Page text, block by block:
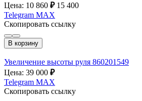
Цена: 10 860 ₽ 15 400
Telegram MAX
Скопировать ссылку
В корзину
Увеличение высоты руля 860201549
Цена: 39 000 ₽
Telegram MAX
Скопировать ссылку